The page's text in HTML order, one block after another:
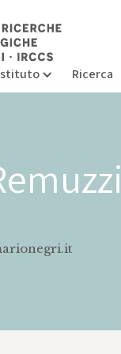
Ricerca